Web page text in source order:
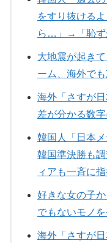
をすり抜ける
ら…」→「恥ず
大地震が起き
ーム、海外で
海外「さすが
差が分かる数
韓国人「日本
韓国準決勝も
ィアも一斉に
好きな女の子
でもないモノ
海外「さすが